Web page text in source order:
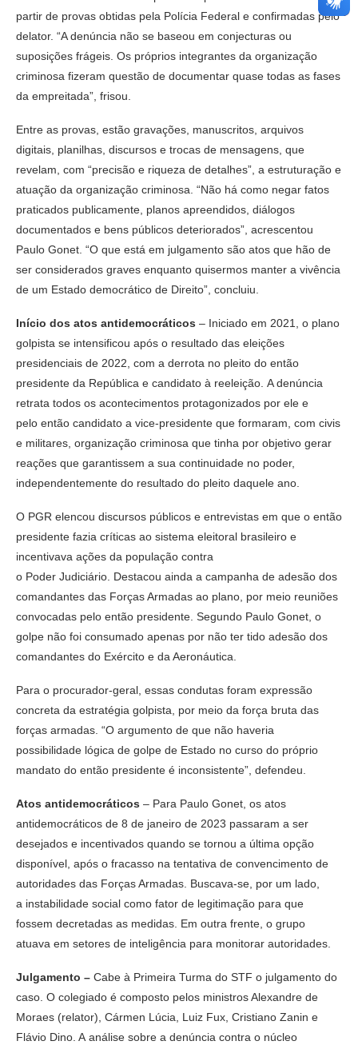
partir de provas obtidas pela Polícia Federal e confirmadas pelo
delator. “A denúncia não se baseou em conjecturas ou
suposições frágeis. Os próprios integrantes da organização
criminosa fizeram questão de documentar quase todas as fases
da empreitada”, frisou.
Entre as provas, estão gravações, manuscritos, arquivos
digitais, planilhas, discursos e trocas de mensagens, que
revelam, com “precisão e riqueza de detalhes”, a estruturação e
atuação da organização criminosa. “Não há como negar fatos
praticados publicamente, planos apreendidos, diálogos
documentados e bens públicos deteriorados”, acrescentou
Paulo Gonet. “O que está em julgamento são atos que hão de
ser considerados graves enquanto quisermos manter a vivência
de um Estado democrático de Direito”, concluiu.
Início dos atos antidemocráticos – Iniciado em 2021, o plano
golpista se intensificou após o resultado das eleições
presidenciais de 2022, com a derrota no pleito do então
presidente da República e candidato à reeleição. A denúncia
retrata todos os acontecimentos protagonizados por ele e
pelo então candidato a vice-presidente que formaram, com civis
e militares, organização criminosa que tinha por objetivo gerar
reações que garantissem a sua continuidade no poder,
independentemente do resultado do pleito daquele ano.
O PGR elencou discursos públicos e entrevistas em que o então
presidente fazia críticas ao sistema eleitoral brasileiro e
incentivava ações da população contra
o Poder Judiciário. Destacou ainda a campanha de adesão dos
comandantes das Forças Armadas ao plano, por meio reuniões
convocadas pelo então presidente. Segundo Paulo Gonet, o
golpe não foi consumado apenas por não ter tido adesão dos
comandantes do Exército e da Aeronáutica.
Para o procurador-geral, essas condutas foram expressão
concreta da estratégia golpista, por meio da força bruta das
forças armadas. “O argumento de que não haveria
possibilidade lógica de golpe de Estado no curso do próprio
mandato do então presidente é inconsistente”, defendeu.
Atos antidemocráticos – Para Paulo Gonet, os atos
antidemocráticos de 8 de janeiro de 2023 passaram a ser
desejados e incentivados quando se tornou a última opção
disponível, após o fracasso na tentativa de convencimento de
autoridades das Forças Armadas. Buscava-se, por um lado,
a instabilidade social como fator de legitimação para que
fossem decretadas as medidas. Em outra frente, o grupo
atuava em setores de inteligência para monitorar autoridades.
Julgamento – Cabe à Primeira Turma do STF o julgamento do
caso. O colegiado é composto pelos ministros Alexandre de
Moraes (relator), Cármen Lúcia, Luiz Fux, Cristiano Zanin e
Flávio Dino. A análise sobre a denúncia contra o núcleo